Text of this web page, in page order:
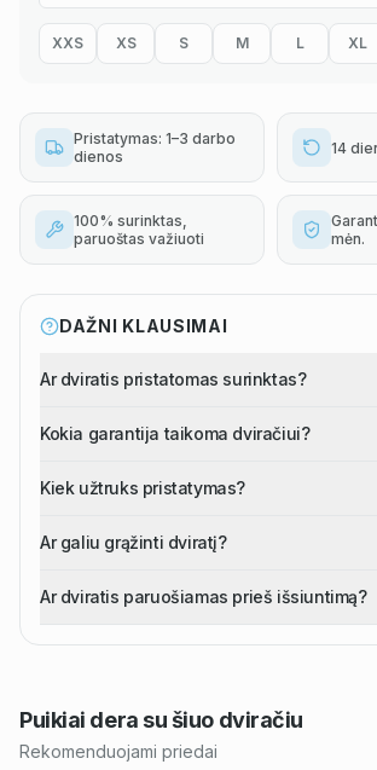
XXS XS S M L XL
Pristatymas: 1–3 darbo
dienos
14
100% surinktas,
paruoštas važiuoti
mėn.
DAŽNI KLAUSIMAI
Ar dviratis pristatomas surinktas?
Kokia garantija taikoma dviračiui?
Kiek užtruks pristatymas?
Ar galiu grąžinti dviratį?
Ar dviratis paruošiamas prieš išsiuntimą?
Puikiai dera su šiuo dviračiu
Rekomenduojami priedai